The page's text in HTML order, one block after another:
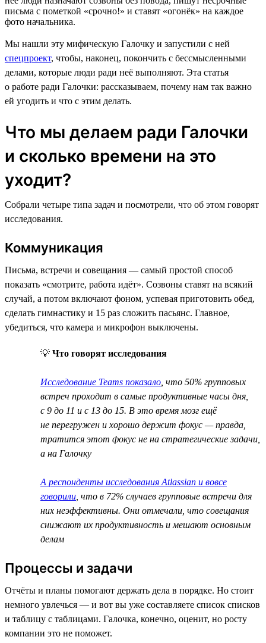
письма с пометкой «срочно!» и ставят «огонёк» на каждое
фото начальника.
Мы нашли эту мифическую Галочку и запустили с ней
спецпроект, чтобы, наконец, покончить с бессмысленными
делами, которые люди ради неё выполняют. Эта статья
о работе ради Галочки: рассказываем, почему нам так важно
ей угодить и что с этим делать.
Что мы делаем ради Галочки
и сколько времени на это
уходит?
Собрали четыре типа задач и посмотрели, что об этом говорят
исследования.
Коммуникация
Письма, встречи и совещания — самый простой способ
показать «смотрите, работа идёт». Созвоны ставят на всякий
случай, а потом включают фоном, успевая приготовить обед,
сделать гимнастику и 15 раз сложить пасьянс. Главное,
убедиться, что камера и микрофон выключены.
💡 Что говорят исследования
Исследование Teams показало , что 50% групповых
встреч проходит в самые продуктивные часы дня,
с 9 до 11 и с 13 до 15. В это время мозг ещё
не перегружен и хорошо держит фокус — правда,
тратится этот фокус не на стратегические задачи,
а на Галочку
А респонденты исследования Atlassian и вовсе
говорили , что в 72% случаев групповые встречи для
них неэффективны. Они отмечали, что совещания
снижают их продуктивность и мешают основным
делам
Процессы и задачи
Отчёты и планы помогают держать дела в порядке. Но стоит
немного увлечься — и вот вы уже составляете список списков
и таблицу с таблицами. Галочка, конечно, оценит, но росту
компании это не поможет.